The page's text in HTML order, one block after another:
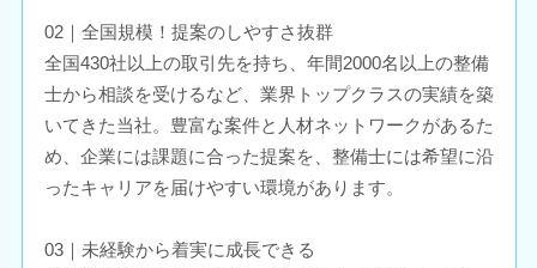
02｜全国規模！提案のしやすさ抜群
全国430社以上の取引先を持ち、年間2000名以上の整備
士から相談を受けるなど、業界トップクラスの実績を築
いてきた当社。豊富な案件と人材ネットワークがあるた
め、企業には課題に合った提案を、整備士には希望に沿
ったキャリアを届けやすい環境があります。
03｜未経験から着実に成長できる